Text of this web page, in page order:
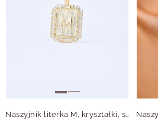
Naszyjnik literka M, kryształki, stal pozłacana S311329Z00